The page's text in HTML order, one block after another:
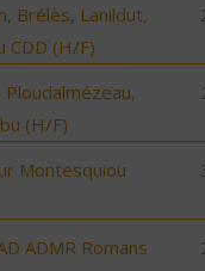
Brélès, Lanildut,
CDD (H/F)
(H/F)
Montesquiou
ADMR Romans